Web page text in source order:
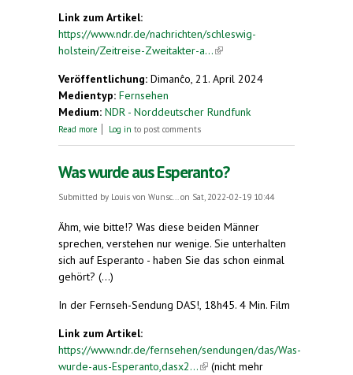
Link zum Artikel:
https://www.ndr.de/nachrichten/schleswig-
holstein/Zeitreise-Zweitakter-a...(link is external)
Veröffentlichung: Dimanĉo, 21. April 2024
Medientyp: Fernsehen
Medium: NDR - Norddeutscher Rundfunk
Read more about Zeitreise: Zweitakter aus Pinneberg machen
Log in to post comments
Was wurde aus Esperanto?
Submitted by Louis von Wunsc...on Sat, 2022-02-19 10:44
Ähm, wie bitte!? Was diese beiden Männer
sprechen, verstehen nur wenige. Sie unterhalten
sich auf Esperanto - haben Sie das schon einmal
gehört? (...)
In der Fernseh-Sendung DAS!, 18h45. 4 Min. Film
Link zum Artikel:
https://www.ndr.de/fernsehen/sendungen/das/Was-
wurde-aus-Esperanto,dasx2...(link is external)
(nicht mehr